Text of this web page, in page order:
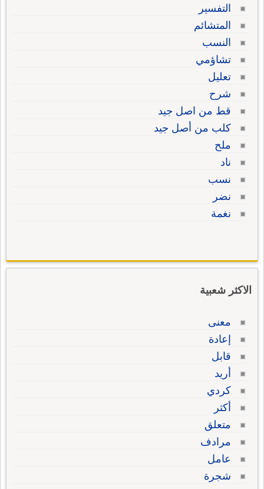
التفسير
المتشائم
النسب
تشاؤمي
تعليل
شرح
قط من اصل جيد
كلب من أصل جيد
ملح
ناد
نسب
نضر
نغمة
الاكثر شعبية
معنى
إعادة
قابل
أريد
كردي
أكثر
متعلق
مرادف
عامل
شجرة